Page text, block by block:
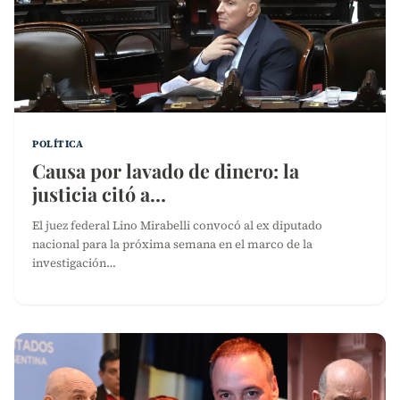
POLÍTICA
Causa por lavado de dinero: la
justicia citó a…
El juez federal Lino Mirabelli convocó al ex diputado
nacional para la próxima semana en el marco de la
investigación…